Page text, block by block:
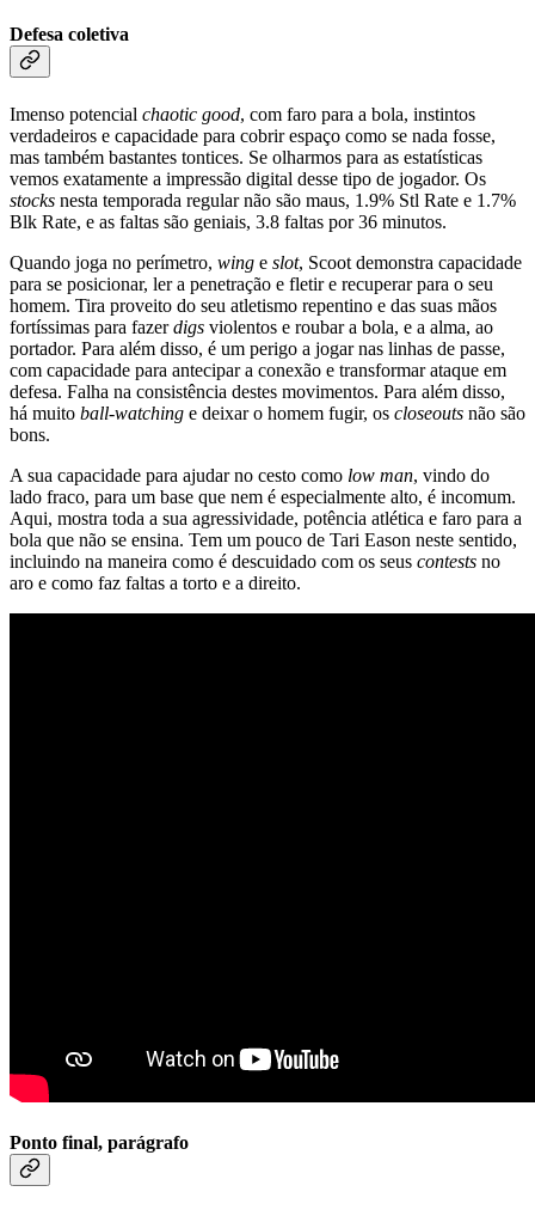
Defesa coletiva
Imenso potencial chaotic good, com faro para a bola, instintos
verdadeiros e capacidade para cobrir espaço como se nada fosse,
mas também bastantes tontices. Se olharmos para as estatísticas
vemos exatamente a impressão digital desse tipo de jogador. Os
stocks nesta temporada regular não são maus, 1.9% Stl Rate e 1.7%
Blk Rate, e as faltas são geniais, 3.8 faltas por 36 minutos.
Quando joga no perímetro, wing e slot, Scoot demonstra capacidade
para se posicionar, ler a penetração e fletir e recuperar para o seu
homem. Tira proveito do seu atletismo repentino e das suas mãos
fortíssimas para fazerdigs violentos e roubar a bola, e a alma, ao
portador. Para além disso, é um perigo a jogar nas linhas de passe,
com capacidade para antecipar a conexão e transformar ataque em
defesa. Falha na consistência destes movimentos. Para além disso,
há muito ball-watching e deixar o homem fugir, os closeouts não são
bons.
A sua capacidade para ajudar no cesto como low man, vindo do
lado fraco, para um base que nem é especialmente alto, é incomum.
Aqui, mostra toda a sua agressividade, potência atlética e faro para a
bola que não se ensina. Tem um pouco de Tari Eason neste sentido,
incluindo na maneira como é descuidado com os seus contests no
aro e como faz faltas a torto e a direito.
Ponto final, parágrafo